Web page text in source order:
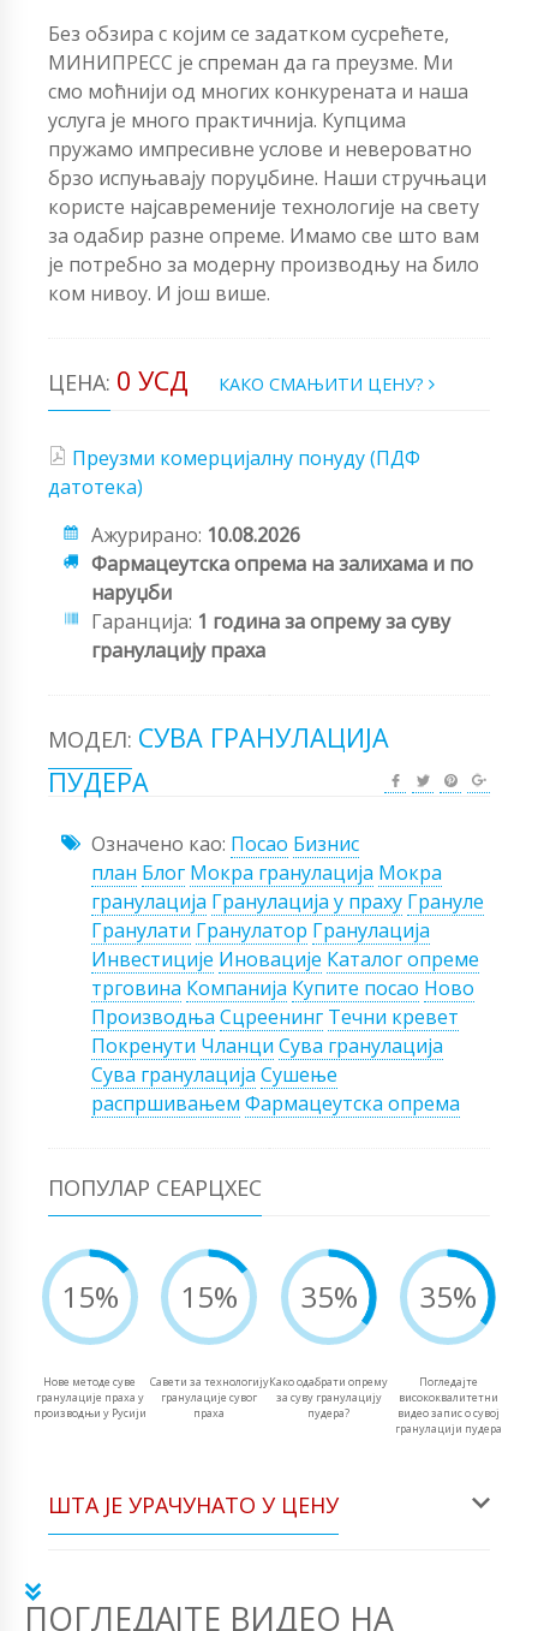
Без обзира с којим се задатком сусрећете,
МИНИПРЕСС је спреман да га преузме. Ми
смо моћнији од многих конкурената и наша
услуга је много практичнија. Купцима
пружамо импресивне услове и невероватно
брзо испуњавају поруџбине. Наши стручњаци
користе најсавременије технологије на свету
за одабир разне опреме. Имамо све што вам
је потребно за модерну производњу на било
ком нивоу. И још више.
ЦЕНА: 0 УСД КАКО СМАЊИТИ ЦЕНУ?
Преузми комерцијалну понуду (ПДФ
датотека)
Ажурирано: 10.08.2026
Фармацеутска опрема на залихама и по
наруџби
Гаранција: 1 година за опрему за суву
гранулацију праха
МОДЕЛ: СУВА ГРАНУЛАЦИЈА
ПУДЕРА
Означено као: Посао Бизнис
план Блог Мокра гранулација Мокра
гранулација Гранулација у праху Грануле
Гранулати Гранулатор Гранулација
Инвестиције Иновације Каталог опреме
трговина Компанија Купите посао Ново
Производња Сцреенинг Течни кревет
Покренути Чланци Сува гранулација
Сува гранулација Сушење
распршивањем Фармацеутска опрема
ПОПУЛАР СЕАРЦХЕС
15%
Нове методе суве
гранулације праха у
производњи у Русији
15%
Савети за технологију
гранулације сувог
праха
35%
Како одабрати опрему
за суву гранулацију
пудера?
35%
Погледајте
висококвалитетни
видео запис о сувој
гранулацији пудера
ШТА ЈЕ УРАЧУНАТО У ЦЕНУ
ПОГЛЕДАЈТЕ ВИДЕО НА